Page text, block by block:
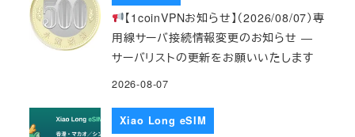
【1coinVPNお知らせ】（2026/08/07）専
用線サーバ接続情報変更のお知らせ ―
サーバリストの更新をお願いいたします
2026-08-07
Xiao Long eSIM